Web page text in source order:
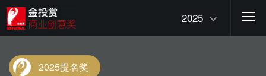
2025
2025提名奖